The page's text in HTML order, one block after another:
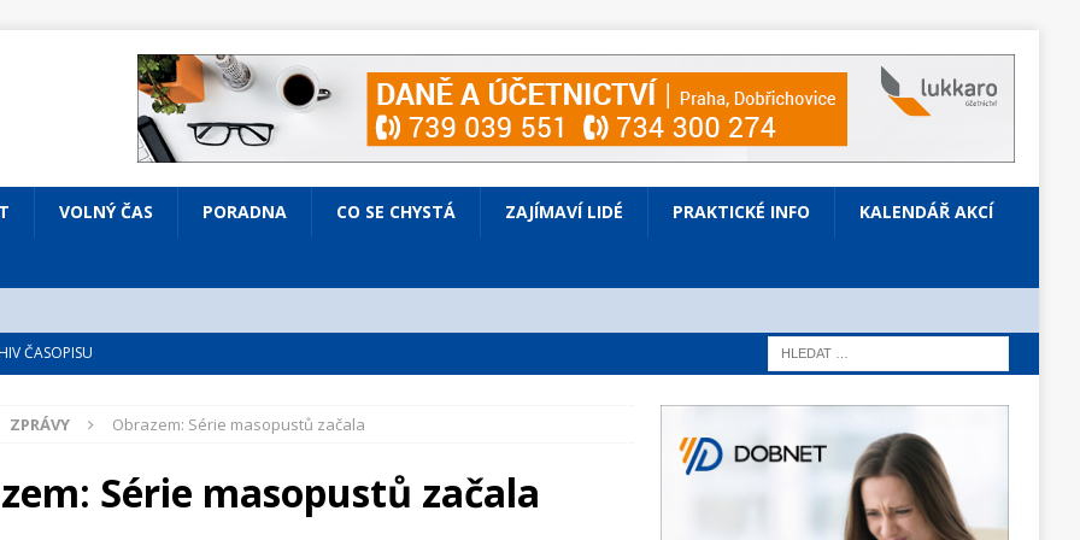
VOLNÝ ČAS PORADNA CO SE CHYSTÁ ZAJÍMAVÍ LIDÉ PRAKTICKÉ INFO KALENDÁŘ AKCÍ
ČASOPISU
VOLNÝ ČAS
Prodaná nevěsta
ZPRÁVY Obrazem: Série masopustů začala
Série masopustů začala